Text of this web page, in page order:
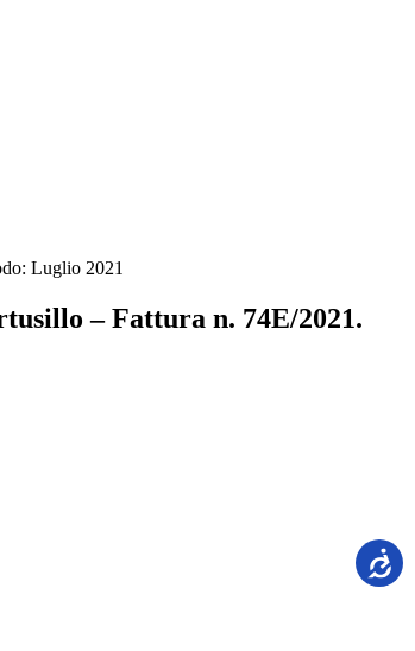
Luglio 2021
– Fattura n. 74E/2021.